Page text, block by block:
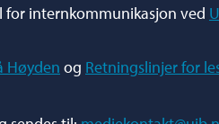
for internkommunikasjon ved
Høyden og Retningslinjer for